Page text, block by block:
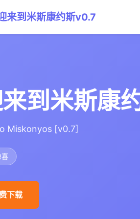
来到米斯康约斯v0.7
到米斯康
Miskonyos [v0.7]
喜
下载